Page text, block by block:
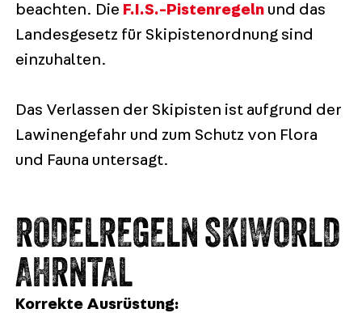
beachten. Die F.I.S.-Pistenregelnund das
Landesgesetz für Skipistenordnung sind
einzuhalten.
Das Verlassen der Skipisten ist aufgrund der
Lawinengefahr und zum Schutz von Flora
und Fauna untersagt.
RODELREGELN SKIWORLD
AHRNTAL
Korrekte Ausrüstung: